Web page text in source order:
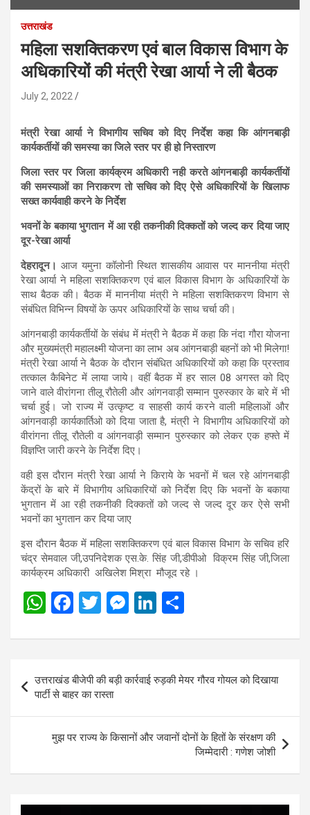
उत्तराखंड
महिला सशक्तिकरण एवं बाल विकास विभाग के
अधिकारियों की मंत्री रेखा आर्या ने ली बैठक
July 2, 2022
मंत्री रेखा आर्या ने विभागीय सचिव को दिए निर्देश कहा कि आंगनबाड़ी
कार्यकर्तीयों की समस्या का जिले स्तर पर ही हो निस्तारण
जिला स्तर पर जिला कार्यक्रम अधिकारी नही करते आंगनबाड़ी कार्यकर्तीयों
की समस्याओं का निराकरण तो सचिव को दिए ऐसे अधिकारियों के खिलाफ
सख्त कार्यवाही करने के निर्देश
भवनों के बकाया भुगतान में आ रही तकनीकी दिक्कतों को जल्द कर दिया जाए
दूर-रेखा आर्या
देहरादून। आज यमुना कॉलोनी स्थित शासकीय आवास पर माननीया मंत्री
रेखा आर्या ने महिला सशक्तिकरण एवं बाल विकास विभाग के अधिकारियों के
साथ बैठक की। बैठक में माननीया मंत्री ने महिला सशक्तिकरण विभाग से
संबंधित विभिन्न विषयों के ऊपर अधिकारियों के साथ चर्चा की।
आंगनबाड़ी कार्यकर्तीयों के संबंध में मंत्री ने बैठक में कहा कि नंदा गौरा योजना
और मुख्यमंत्री महालक्ष्मी योजना का लाभ अब आंगनबाड़ी बहनों को भी मिलेगा!
मंत्री रेखा आर्या ने बैठक के दौरान संबंधित अधिकारियों को कहा कि प्रस्ताव
तत्काल कैबिनेट में लाया जाये। वहीं बैठक में हर साल 08 अगस्त को दिए
जाने वाले वीरांगना तीलू रौतेली और आंगनवाड़ी सम्मान पुरुस्कार के बारे में भी
चर्चा हुई। जो राज्य में उत्कृष्ट व साहसी कार्य करने वाली महिलाओं और
आंगनवाड़ी कार्यकार्तिओ को दिया जाता है, मंत्री ने विभागीय अधिकारियों को
वीरांगना तीलू रौतेली व आंगनवाड़ी सम्मान पुरुस्कार को लेकर एक हफ्ते में
विज्ञप्ति जारी करने के निर्देश दिए।
वही इस दौरान मंत्री रेखा आर्या ने किराये के भवनों में चल रहे आंगनबाड़ी
केंद्रों के बारे में विभागीय अधिकारियों को निर्देश दिए कि भवनों के बकाया
भुगतान में आ रही तकनीकी दिक्कतों को जल्द से जल्द दूर कर ऐसे सभी
भवनों का भुगतान कर दिया जाए
इस दौरान बैठक में महिला सशक्तिकरण एवं बाल विकास विभाग के सचिव हरि
चंद्र सेमवाल जी,उपनिदेशक एस.के. सिंह जी,डीपीओ विक्रम सिंह जी,जिला
कार्यक्रम अधिकारी अखिलेश मिश्रा मौजूद रहे ।
W
at
A
p
p
F
ce
b
o
o
k
T
tt
er
M
se
n
g
er
Li
ke
dI
n
ar
navigation
उत्तराखंड बीजेपी की बड़ी कार्रवाई रुड़की मेयर गौरव गोयल को दिखाया
पार्टी से बाहर का रास्ता
मुझ पर राज्य के किसानों और जवानों दोनों के हितों के संरक्षण की
जिम्मेदारी : गणेश जोशी